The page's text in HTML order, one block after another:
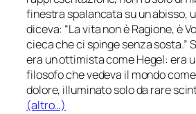
finestra spalancata su un abisso,
diceva: “La vita non è Ragione, è
cieca che ci spinge senza sosta.”
era un ottimista come Hegel: era
filosofo che vedeva il mondo
dolore, illuminato solo da rare
(altro…)